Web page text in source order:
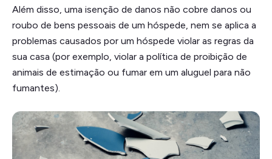
Além disso, uma isenção de danos não cobre danos ou
roubo de bens pessoais de um hóspede, nem se aplica a
problemas causados por um hóspede violar as regras da
sua casa (por exemplo, violar a política de proibição de
animais de estimação ou fumar em um aluguel para não
fumantes).